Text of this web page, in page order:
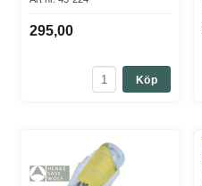
295,00
Köp